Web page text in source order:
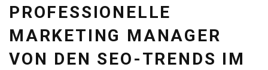
PROFESSIONELLE
MARKETING MANAGER
VON DEN SEO-TRENDS IM